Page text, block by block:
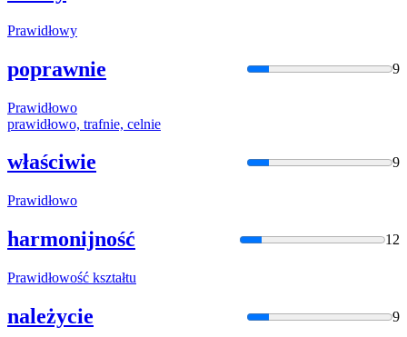
Prawidłowy
poprawnie 9
Prawidłowo
prawidłowo, trafnie, celnie
właściwie 9
Prawidłowo
harmonijność 12
Prawidłowość kształtu
należycie 9